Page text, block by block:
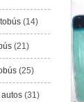
(14)
(21)
(25)
(31)